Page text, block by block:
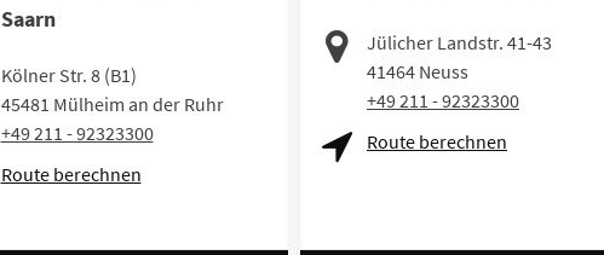
Saarn
Kölner Str. 8 (B1)
45481 Mülheim an der Ruhr
+49 211 - 92323300
Route berechnen
Jülicher Landstr. 41-43
41464 Neuss
+49 211 - 92323300
Route berechnen